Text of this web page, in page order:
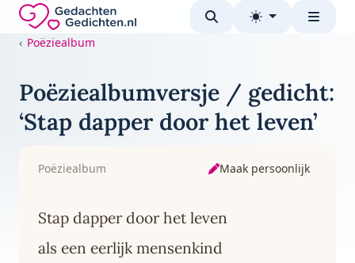
Direct naar de inhoud
Gedachten-Gedichten.nl — naar de homepage
Poëziealbum
Poëziealbumversje / gedicht:
‘Stap dapper door het leven’
Poëziealbum Maak persoonlijk
Stap dapper door het leven
als een eerlijk mensenkind